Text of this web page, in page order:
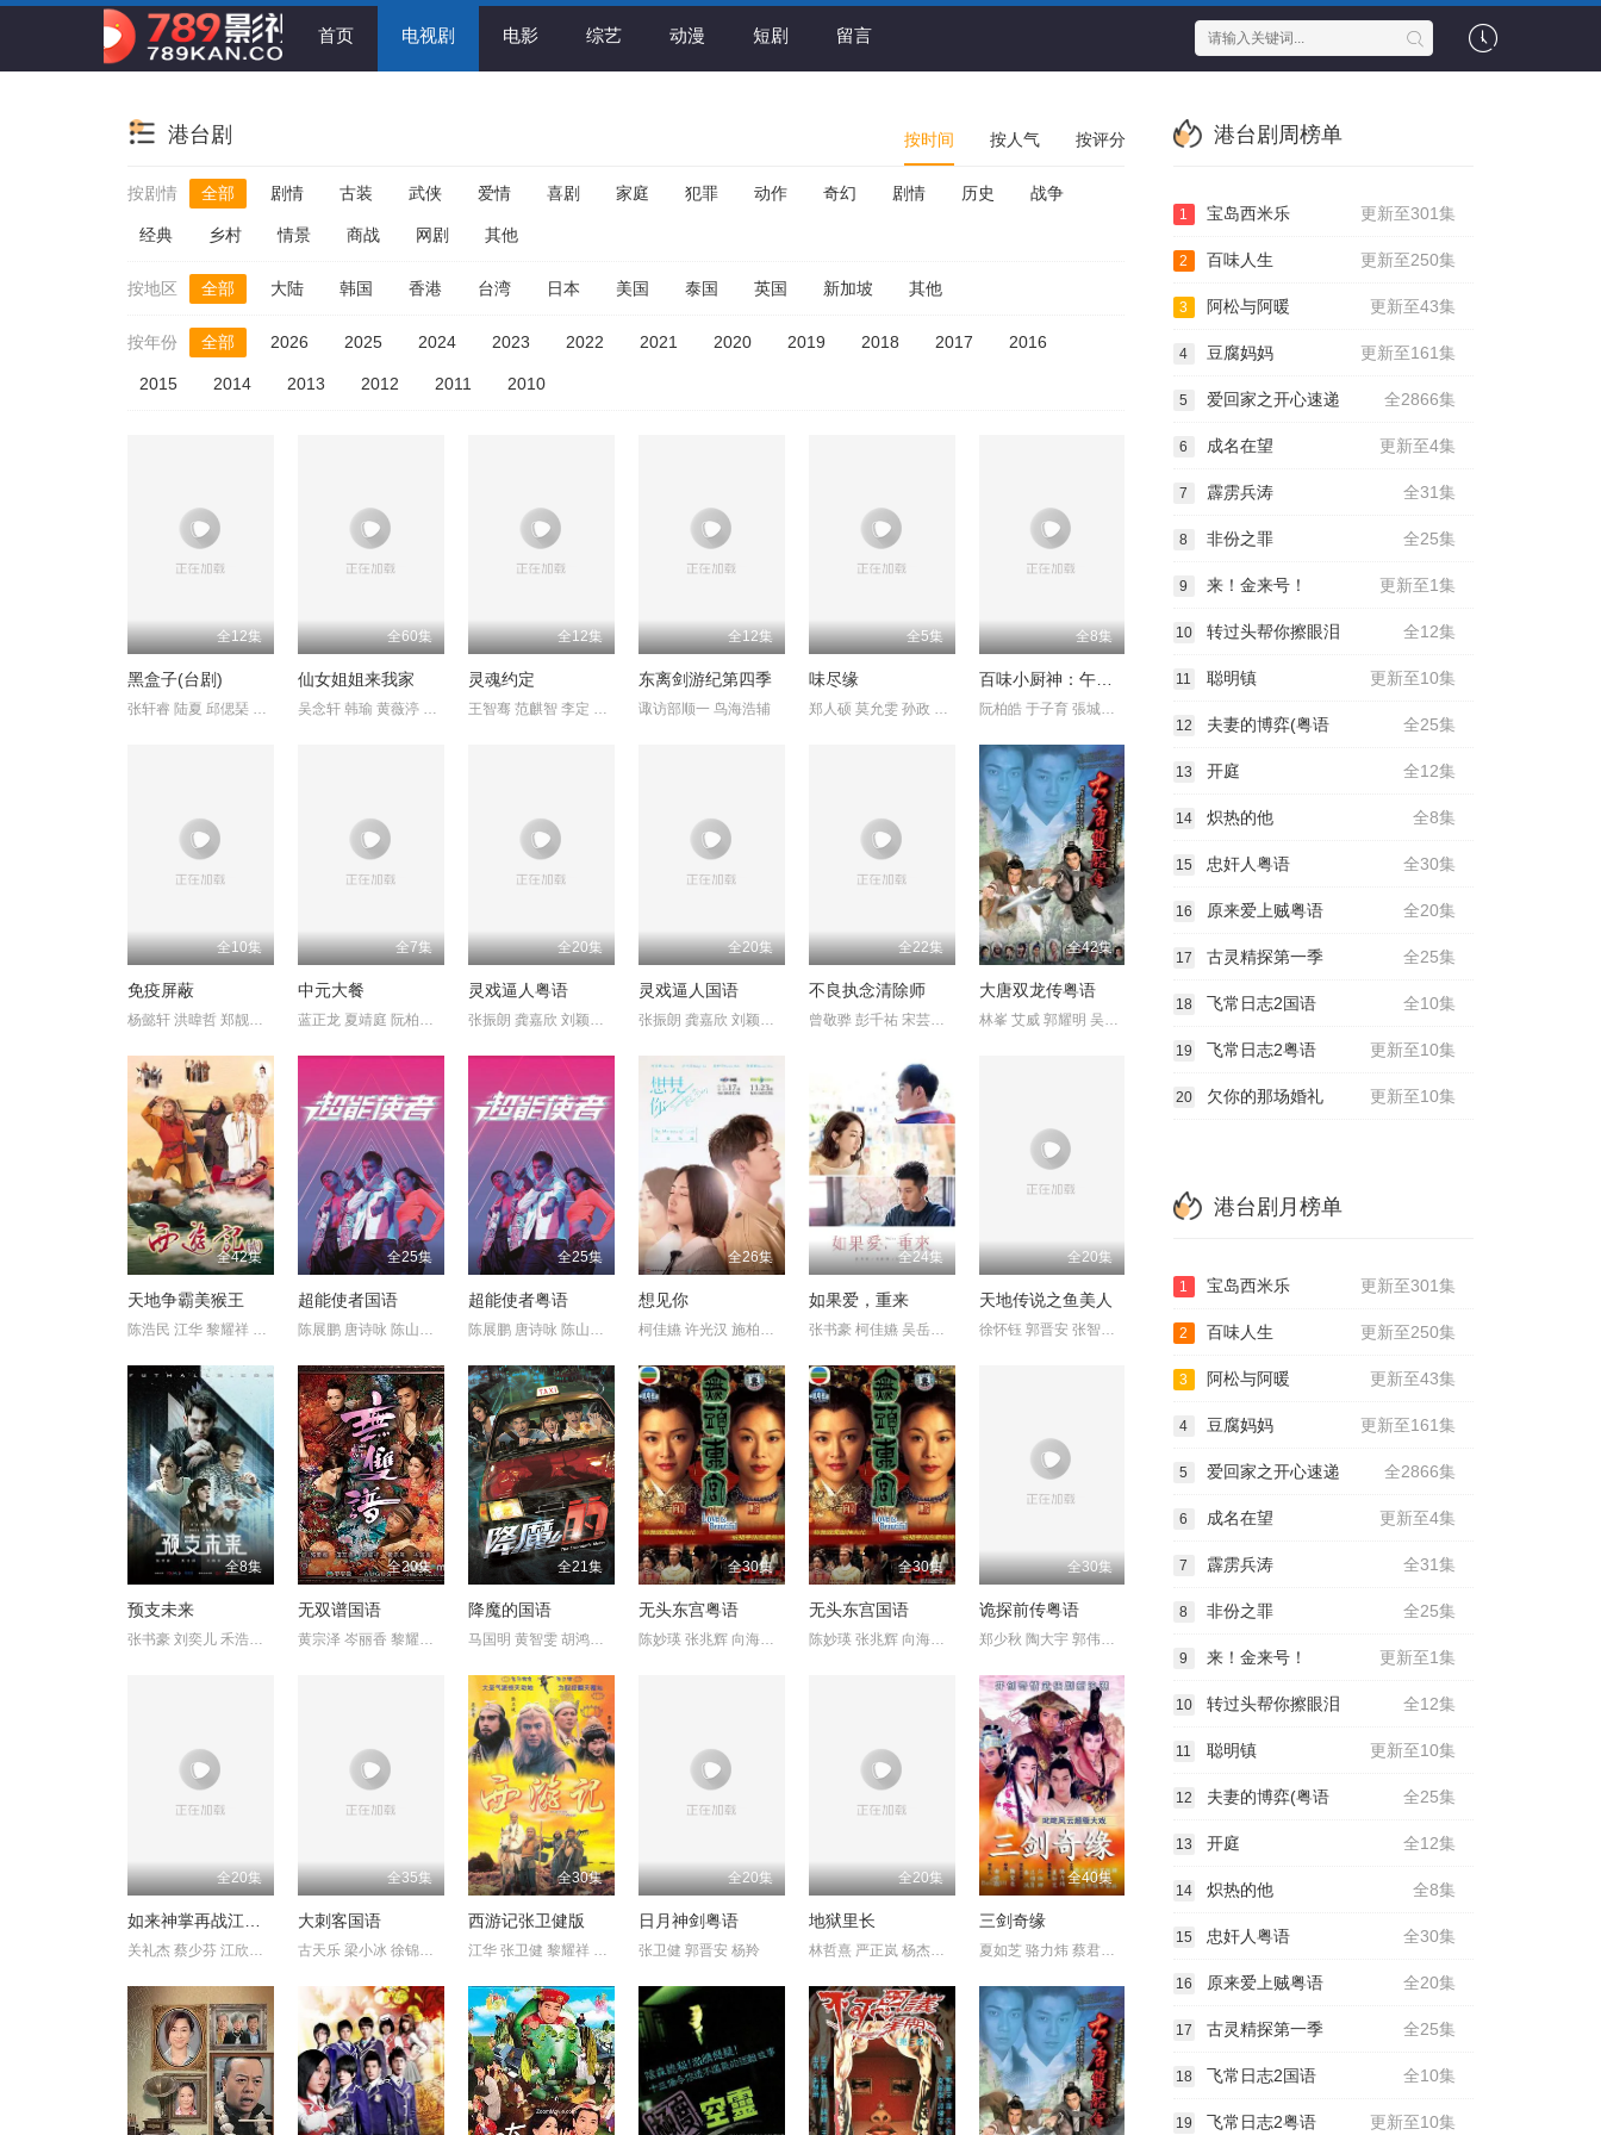
首页 电视剧 电影 综艺 动漫 短剧 留言
港台剧 按时间 按人气 按评分
按剧情 全部 剧情 古装 武侠 爱情 喜剧 家庭 犯罪 动作 奇幻 剧情 历史 战争
经典 乡村 情景 商战 网剧 其他
按地区 全部 大陆 韩国 香港 台湾 日本 美国 泰国 英国 新加坡 其他
按年份 全部 2026 2025 2024 2023 2022 2021 2020 2019 2018 2017 2016
2015 2014 2013 2012 2011 2010
全12集
黑盒子(台剧)
张轩睿 陆夏 邱偲琹 傅孟柏 谢展荣 许安植 贺少侠 特蕾沙 郑人硕
全60集
仙女姐姐来我家
吴念轩 韩瑜 黄薇渟 尹昭德 李之勤 禾浩辰 夏胧 李聿安
全12集
灵魂约定
王智骞 范麒智 李定 洪暐 廖奕琁 大久保麻梨子 邱勝揚 黃浩詠
全12集
东离剑游纪第四季
诹访部顺一 鸟海浩辅
全5集
味尽缘
郑人硕 莫允雯 孙政 李博翔 胡佳嬑 翟思铭 曾沛慈 朱秀凤 符芳榕
全8集
百味小厨神：午餐争霸战
阮柏皓 于子育 張城熙 蓝正龙 林奕岚 林泽凯 蔡安妍 郭子乾
全10集
免疫屏蔽
全7集
中元大餐
全20集
灵戏逼人粤语
全20集
灵戏逼人国语
全22集
不良执念清除师
曾敬骅 彭千祐 宋芸桦 杨谨华 姚淳耀 郑人硕 钟欣凌 范少勋 黑嘉
全42集
大唐双龙传粤语
全42集
天地争霸美猴王
陈浩民 江华 黎耀祥 麦长青
全25集
超能使者国语
陈展鹏 唐诗咏 陈山聪 王君馨 刘佩玥 林子善 沈震轩 刘颖镟 欧瑞
全25集
超能使者粤语
陈展鹏 唐诗咏 陈山聪 王君馨 刘佩玥 林子善 沈震轩 刘颖镟 欧瑞
全26集
想见你
柯佳嬿 许光汉 施柏宇 颜毓麟 严艺文 张翰 林鹤轩 郭文颐 陈匡荣
全24集
如果爱，重来
张书豪 柯佳嬿 吴岳擎 陶传正 陈幼芳 李李仁 涂善妮 陈乃荣 邓九
全20集
天地传说之鱼美人
徐怀钰 郭晋安 张智尧 孙莉 郑嘉颖 梁家仁 何嘉文 杨明娜 刘牧 ?
全8集
预支未来
张书豪 刘奕儿 禾浩辰 邵雨薇 林予晞 黄河 丁春诚 黄嘉千 屈中恒
全20集
无双谱国语
黄宗泽 岑丽香 黎耀祥 郭羡妮 田蕊妮 黄浩然 张景淳 龚嘉欣 赵永
全21集
降魔的国语
马国明 黄智雯 胡鸿钧 刘佩玥 黄子恒 蒋志光 谢雪心 阮小仪
全30集
无头东宫粤语
陈妙瑛 张兆辉 向海岚 魏骏杰
全30集
无头东宫国语
陈妙瑛 张兆辉 向海岚 魏骏杰
全30集
诡探前传粤语
郑少秋 陶大宇 郭伟亮 江若琳 游学修 麦子乐 陈安立 刘沛蘅 黄泽
全20集 全35集
大刺客国语
古天乐 梁小冰 徐锦江 谭耀文 钱小豪 罗莽 郑则仕 傅明宪 潘志文
全30集
西游记张卫健版
全20集
日月神剑粤语
张卫健 郭晋安 杨羚
全20集
地狱里长
林哲熹 严正岚 杨杰宇 郑人硕 朱盛平 陈大天 陈昊森 王彩桦 李沐
全40集
三剑奇缘
港台剧周榜单
更新至301集
1 宝岛西米乐
更新至250集
2 百味人生
更新至43集
3 阿松与阿暖
更新至161集
4 豆腐妈妈
全2866集
5 爱回家之开心速递
更新至4集
6 成名在望
全31集
7 霹雳兵涛
全25集
8 非份之罪
更新至1集
9 来！金来号！
全12集
10 转过头帮你擦眼泪
更新至10集
11 聪明镇
全25集
12 夫妻的博弈(粤语
全12集
13 开庭
全8集
14 炽热的他
全30集
15 忠奸人粤语
全20集
16 原来爱上贼粤语
全25集
17 古灵精探第一季
全10集
18 飞常日志2国语
更新至10集
19 飞常日志2粤语
更新至10集
20 欠你的那场婚礼
港台剧月榜单
更新至301集
1 宝岛西米乐
更新至250集
2 百味人生
更新至43集
3 阿松与阿暖
更新至161集
4 豆腐妈妈
全2866集
5 爱回家之开心速递
更新至4集
6 成名在望
全31集
7 霹雳兵涛
全25集
8 非份之罪
更新至1集
9 来！金来号！
全12集
10 转过头帮你擦眼泪
更新至10集
11 聪明镇
全25集
12 夫妻的博弈(粤语
全12集
13 开庭
全8集
14 炽热的他
全30集
15 忠奸人粤语
全20集
16 原来爱上贼粤语
全25集
17 古灵精探第一季
全10集
18 飞常日志2国语
更新至10集
19 飞常日志2粤语